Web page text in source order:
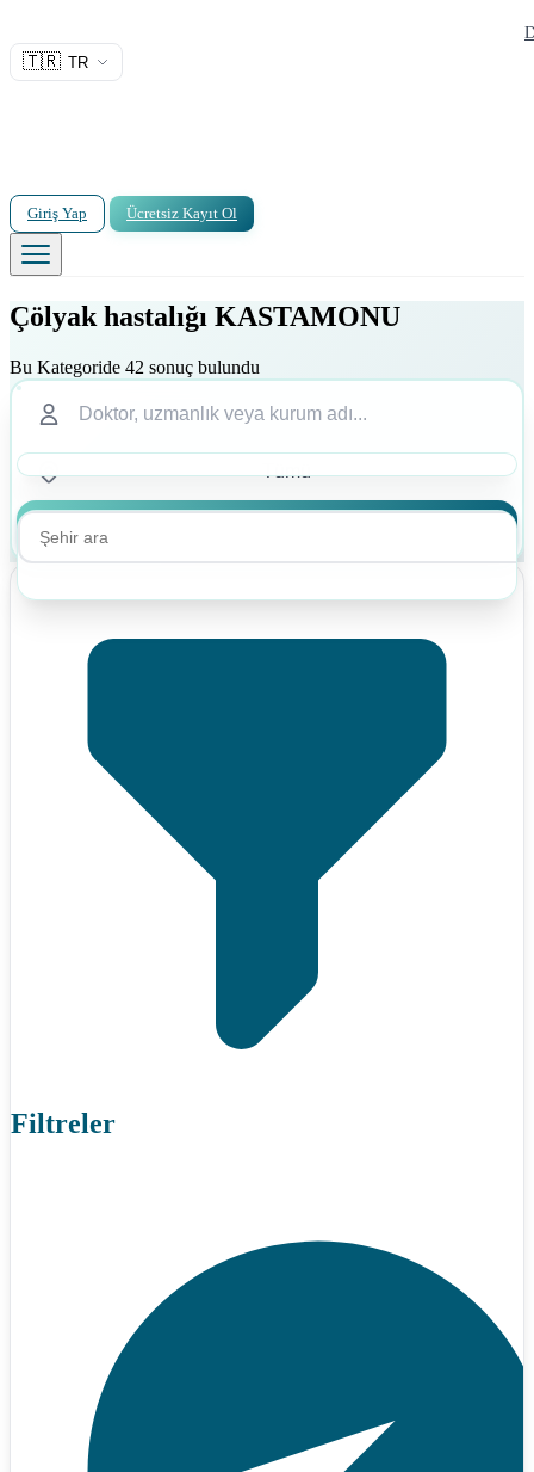
🇹🇷 TR
Giriş Yap Ücretsiz Kayıt Ol
Çölyak hastalığı KASTAMONU
Bu Kategoride 42 sonuç bulundu
Filtreler